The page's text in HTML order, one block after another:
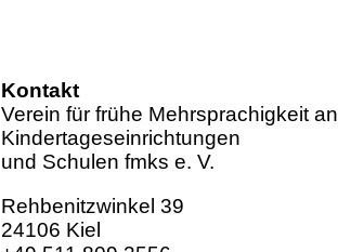
Kontakt
Verein für frühe Mehrsprachigkeit an
Kindertageseinrichtungen
und Schulen fmks e. V.
Rehbenitzwinkel 39
24106 Kiel